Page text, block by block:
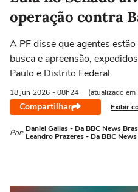
operação contra
A PF disse que agentes
busca e apreensão,
Paulo e Distrito Federal.
18 jun 2026 - 08h24 (atualizado
Compartilhar Exibir
Por: Daniel Gallas - Da BBC News
Leandro Prazeres - Da BBC